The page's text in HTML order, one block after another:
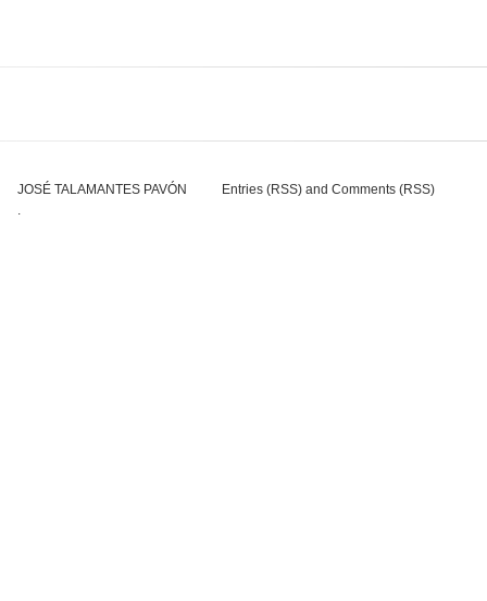
JOSÉ TALAMANTES PAVÓN Entries (RSS) and Comments (RSS)
.